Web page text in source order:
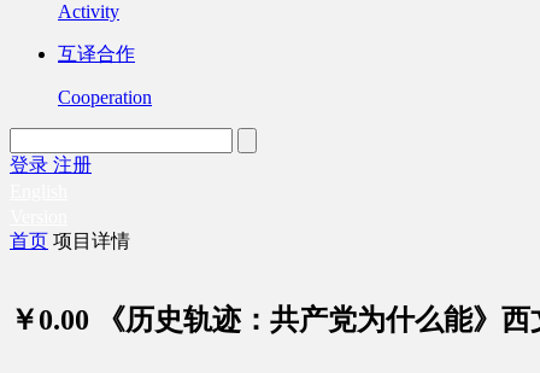
Activity
互译合作
Cooperation
登录 注册
首页 项目详情
￥0.00 《历史轨迹：共产党为什么能》